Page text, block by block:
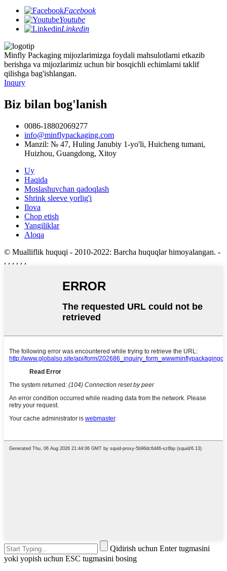
Facebook
Youtube
Linkedin
Minfly Packaging mijozlarimizga foydali mahsulotlarni etkazib
berishga va mijozlarimiz uchun bir bosqichli echimlarni taklif
qilishga bag'ishlangan.
Inqury
Biz bilan bog'lanish
0086-18802069277
info@minflypackaging.com
Manzil: № 47, Huling Janubiy 1-yo'li, Huicheng tumani,
Huizhou, Guangdong, Xitoy
Uy
Haqida
Moslashuvchan qadoqlash
Shrink sleeve yorlig'i
Ilova
Chop etish
Yangiliklar
Aloqa
© Mualliflik huquqi - 2010-2022: Barcha huquqlar himoyalangan. -
, , , , , ,
Qidirish uchun Enter tugmasini
yoki yopish uchun ESC tugmasini bosing